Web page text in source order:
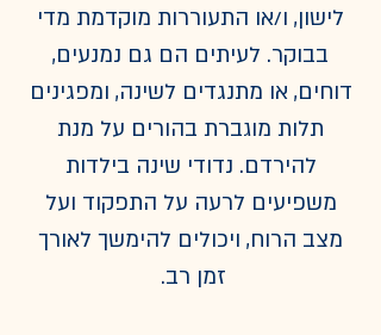
לישון, ו/או התעוררות מוקדמת מדי
בבוקר. לעיתים הם גם נמנעים,
דוחים, או מתנגדים לשינה, ומפגינים
תלות מוגברת בהורים על מנת
להירדם. נדודי שינה בילדות
משפיעים לרעה על התפקוד ועל
מצב הרוח, ויכולים להימשך לאורך
זמן רב.